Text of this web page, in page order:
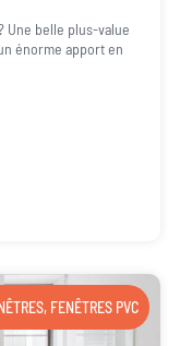
Une belle plus-value
énorme apport en
, FENÊTRES PVC